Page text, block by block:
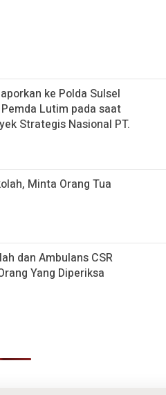
ke Polda Sulsel
Lutim pada saat
Strategis Nasional PT.
Minta Orang Tua
dan Ambulans CSR
Yang Diperiksa